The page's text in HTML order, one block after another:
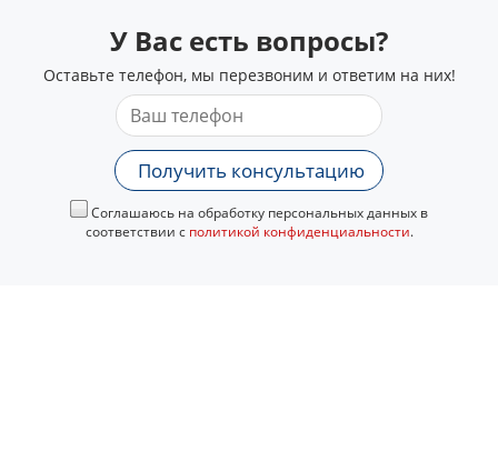
У Вас есть вопросы?
Оставьте телефон, мы перезвоним и ответим на них!
Получить консультацию
Соглашаюсь на обработку персональных данных в
соответствии с политикой конфиденциальности.